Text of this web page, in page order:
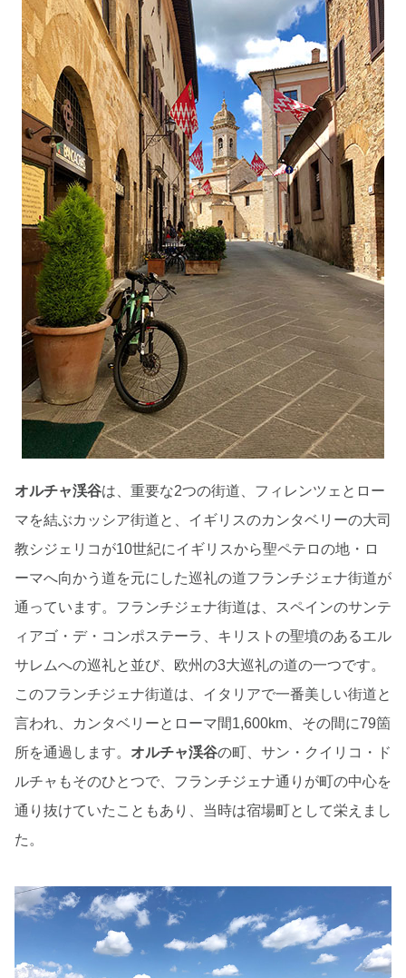
オルチャ渓谷は、重要な2つの街道、フィレンツェとロー
マを結ぶカッシア街道と、イギリスのカンタベリーの大司
教シジェリコが10世紀にイギリスから聖ペテロの地・ロ
ーマへ向かう道を元にした巡礼の道フランチジェナ街道が
通っています。フランチジェナ街道は、スペインのサンテ
ィアゴ・デ・コンポステーラ、キリストの聖墳のあるエル
サレムへの巡礼と並び、欧州の3大巡礼の道の一つです。
このフランチジェナ街道は、イタリアで一番美しい街道と
言われ、カンタベリーとローマ間1,600km、その間に79箇
所を通過します。 オルチャ渓谷の町、サン・クイリコ・ド
ルチャもそのひとつで、フランチジェナ通りが町の中心を
通り抜けていたこともあり、当時は宿場町として栄えまし
た。